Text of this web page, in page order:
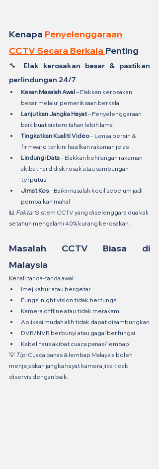
Kenapa Penyelenggaraan
CCTV Secara Berkala Penting
🔧 Elak kerosakan besar & pastikan
perlindungan 24/7
Kesan Masalah Awal – Elakkan kerosakan
besar melalui pemeriksaan berkala
Lanjutkan Jangka Hayat – Penyelenggaraan
baik buat sistem tahan lebih lama
Tingkatkan Kualiti Video – Lensa bersih &
firmware terkini hasilkan rakaman jelas
Lindungi Data – Elakkan kehilangan rakaman
akibat hard disk rosak atau sambungan
terputus
Jimat Kos – Baiki masalah kecil sebelum jadi
pembaikan mahal
📊 Fakta: Sistem CCTV yang diselenggara dua kali
setahun mengalami 40% kurang kerosakan.
Masalah CCTV Biasa di
Malaysia
Kenali tanda-tanda awal:
Imej kabur atau bergetar
Fungsi night vision tidak berfungsi
Kamera offline atau tidak merakam
Aplikasi mudah alih tidak dapat disambungkan
DVR/NVR berbunyi atau gagal berfungsi
Kabel haus akibat cuaca panas/lembap
💡 Tip: Cuaca panas & lembap Malaysia boleh
menjejaskan jangka hayat kamera jika tidak
diservis dengan baik.